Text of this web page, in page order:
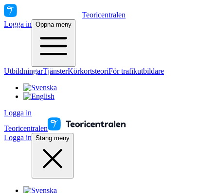
Teoricentralen
Logga in Öppna meny
UtbildningarTjänsterKörkortsteoriFör trafikutbildare
Logga in
Teoricentralen
Logga in Stäng meny